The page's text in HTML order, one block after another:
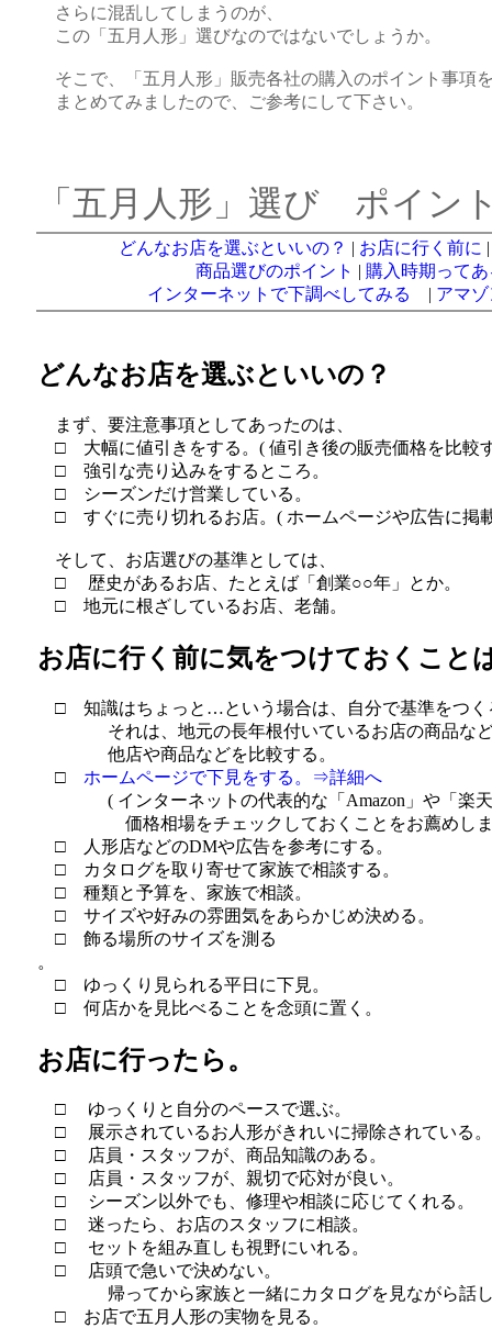
さらに混乱してしまうのが、
この「五月人形」選びなのではないでしょうか。
そこで、「五月人形」販売各社の購入のポイント事項
まとめてみましたので、ご参考にして下さい。
「五月人形」選び ポイン
どんなお店を選ぶといいの？ | お店に行く前に
商品選びのポイント | 購入時期って
インターネットで下調べしてみる
| アマ
どんなお店を選ぶといいの？
まず、要注意事項としてあったのは、
□ 大幅に値引きをする。( 値引き後の販売価格を比較
□ 強引な売り込みをするところ。
□ シーズンだけ営業している。
□ すぐに売り切れるお店。( ホームページや広告に掲
そして、お店選びの基準としては、
□ 歴史があるお店、たとえば「創業○○年」とか。
□ 地元に根ざしているお店、老舗。
お店に行く前に気をつけておくこと
□ 知識はちょっと…という場合は、自分で基準をつく
それは、地元の長年根付いているお店の商品など
他店や商品などを比較する。
□ ホームページで下見をする。⇒詳細へ
( インターネットの代表的な「Amazon」や「楽天
価格相場をチェックしておくことをお薦めしま
□ 人形店などのDMや広告を参考にする。
□ カタログを取り寄せて家族で相談する。
□ 種類と予算を、家族で相談。
□ サイズや好みの雰囲気をあらかじめ決める。
□ 飾る場所のサイズを測る
。
□ ゆっくり見られる平日に下見。
□ 何店かを見比べることを念頭に置く。
お店に行ったら。
□ ゆっくりと自分のペースで選ぶ。
□ 展示されているお人形がきれいに掃除されている。
□ 店員・スタッフが、商品知識のある。
□ 店員・スタッフが、親切で応対が良い。
□ シーズン以外でも、修理や相談に応じてくれる。
□ 迷ったら、お店のスタッフに相談。
□ セットを組み直しも視野にいれる。
□ 店頭で急いで決めない。
帰ってから家族と一緒にカタログを見ながら話し
□ お店で五月人形の実物を見る。